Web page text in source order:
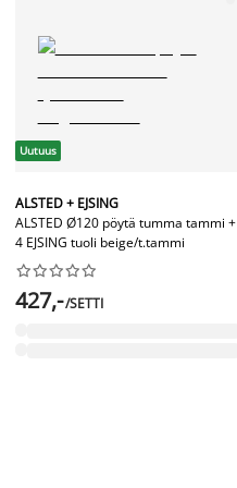
Uutuus
ALSTED + EJSING
ALSTED Ø120 pöytä tumma tammi +
4 EJSING tuoli beige/t.tammi






427,-/SETTI